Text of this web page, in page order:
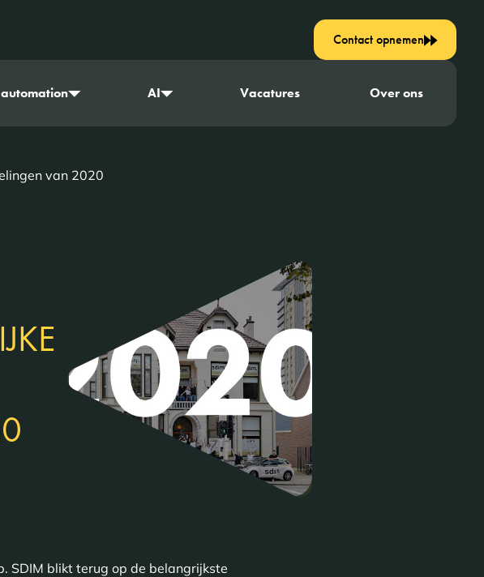
AI Vacatures Over ons
Contact opnemen
van 2020
SDIM blikt terug op de belangrijkste